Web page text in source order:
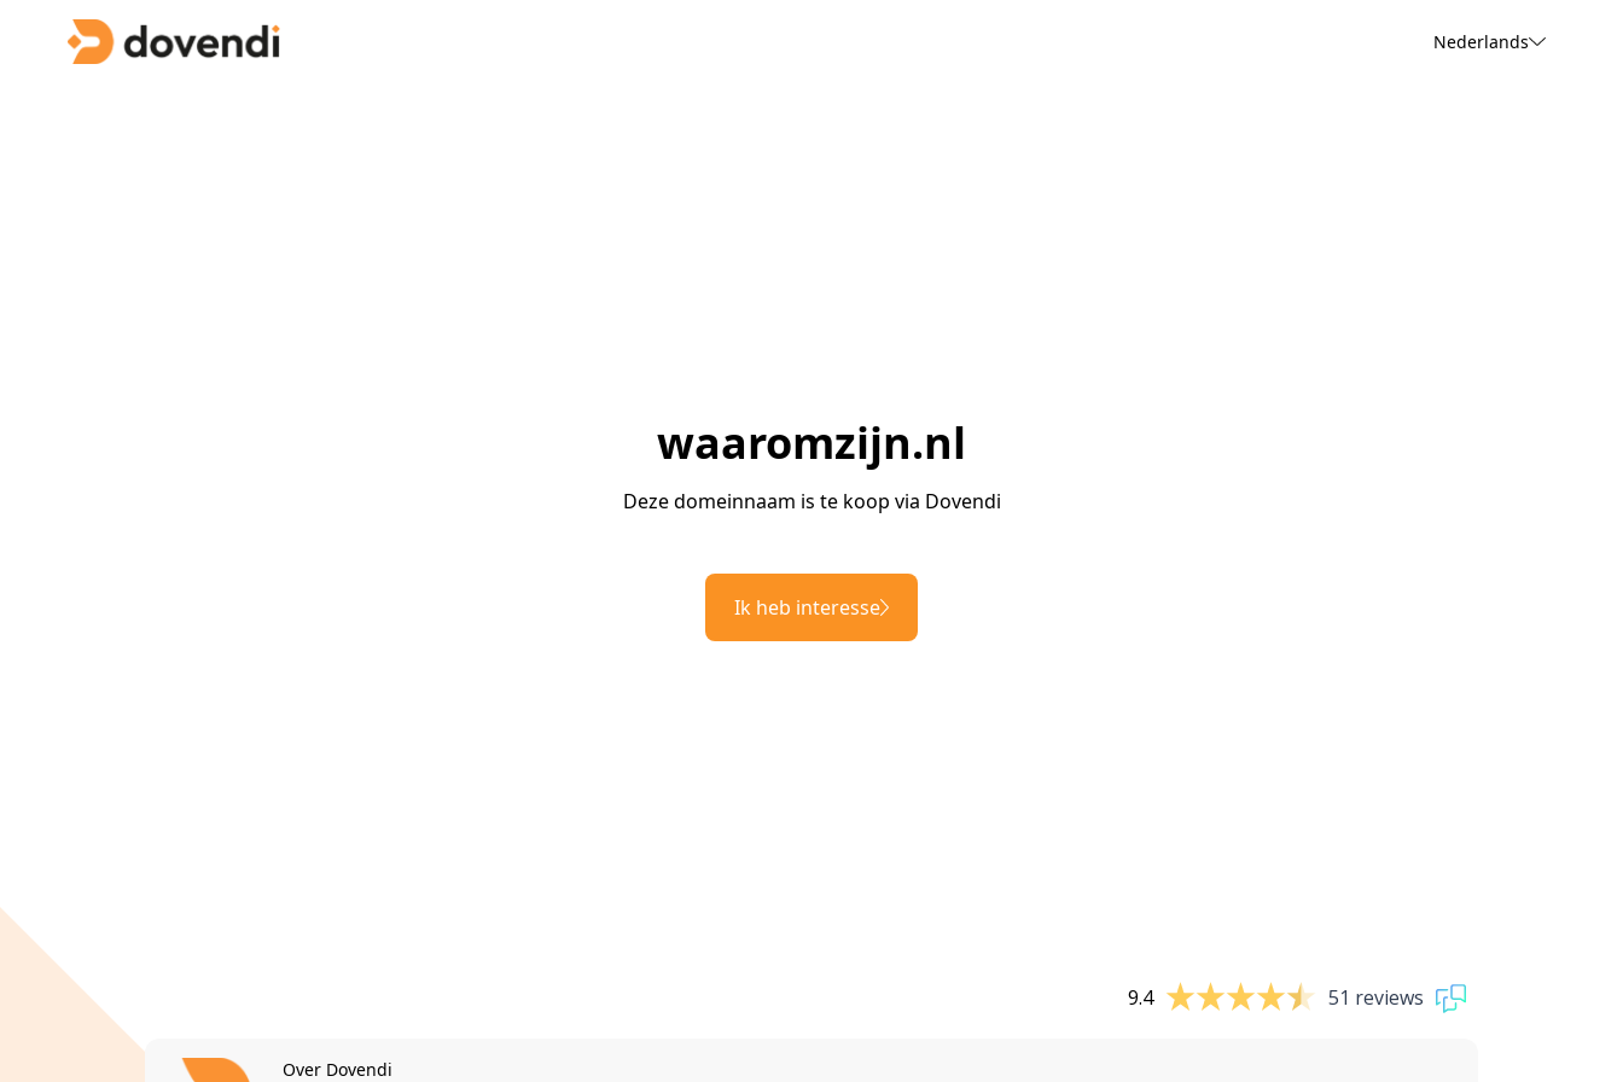
Nederlands
waaromzijn.nl
Deze domeinnaam is te koop via Dovendi
Ik heb interesse
9.4 51 reviews
Over Dovendi